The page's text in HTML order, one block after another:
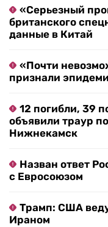
«Серьезный
британского
данные в Китай
«Почти
признали
12 погибли, 39
объявили траур
Нижнекамск
Назван ответ
с Евросоюзом
Трамп: США
Ираном